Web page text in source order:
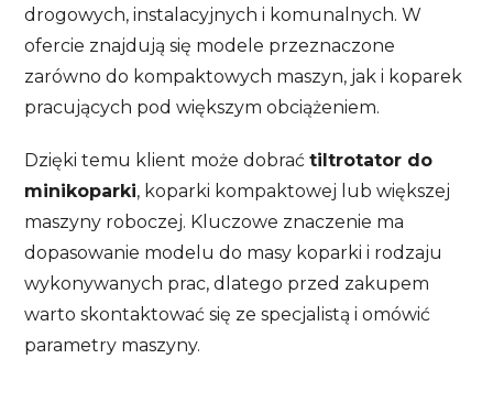
drogowych, instalacyjnych i komunalnych. W
ofercie znajdują się modele przeznaczone
zarówno do kompaktowych maszyn, jak i koparek
pracujących pod większym obciążeniem.
Dzięki temu klient może dobraćtiltrotator do
minikoparki, koparki kompaktowej lub większej
maszyny roboczej. Kluczowe znaczenie ma
dopasowanie modelu do masy koparki i rodzaju
wykonywanych prac, dlatego przed zakupem
warto skontaktować się ze specjalistą i omówić
parametry maszyny.